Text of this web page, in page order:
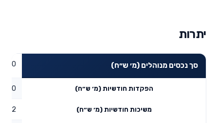
יתרות
סך נכסים מנוהלים (מ׳ ש״ח) 0
הפקדות חודשיות (מ׳ ש״ח) 0
משיכות חודשיות (מ׳ ש״ח) 0.32